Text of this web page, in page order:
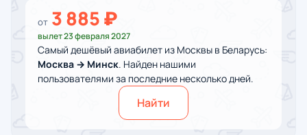
от 3 885 ₽
вылет 23 февраля 2027
Самый дешёвый авиабилет из Москвы в Беларусь:
Москва → Минск. Найден нашими
пользователями за последние несколько дней.
Найти